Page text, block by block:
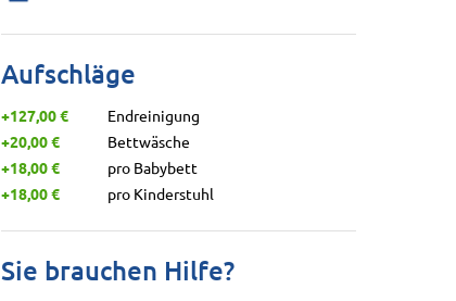
Aufschläge
+127,00 €
Endreinigung
+20,00 €
Bettwäsche
+18,00 €
pro Babybett
+18,00 €
pro Kinderstuhl
Sie brauchen Hilfe?